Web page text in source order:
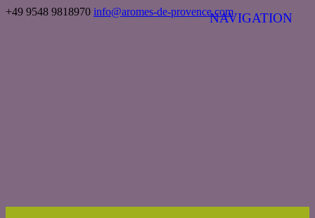
+49 9548 9818970 info@aromes-de-provence.com